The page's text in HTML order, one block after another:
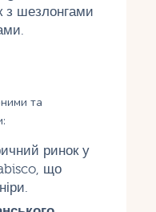
з шезлонгами
та
ринок у
що